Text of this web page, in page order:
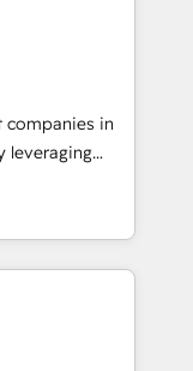
your
undisputed
designed to
your
growth-first
their
companies in
leveraging
and
offer spans
in CRM
design, sales
companies
committed to